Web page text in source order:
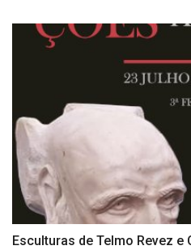
Esculturas de Telmo Revez